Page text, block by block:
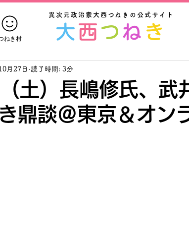
ねき村
異次元政治家大西つねきの公式サイト
大 西 つ ね き
土）長嶋修氏、武
鼎談＠東京＆オン
月27日 読了時間: 3分